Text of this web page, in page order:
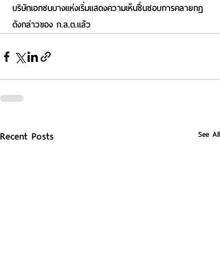
บริษัทเอกชนบางแห่งเริ่มแสดงความเห็นชื่นชอบการคลายกฎ
ดังกล่าวของ ก.ล.ต.แล้ว
Recent Posts See All